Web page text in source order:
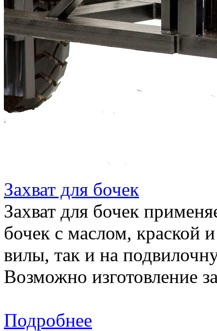
Захват для бочек
Захват для бочек
бочек с маслом, краской
вилы, так и на
Возможно изготовление
Подробнее